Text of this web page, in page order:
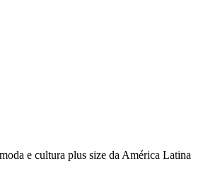
e cultura plus size da América Latina